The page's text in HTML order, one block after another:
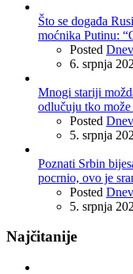
Što se događa
moćnika Putinu:
Posted
6. srpnja
Mnogi stariji
odlučuju tko
Posted
5. srpnja
Poznati Srbin
pocrnio, ovo je
Posted
5. srpnja
Najčitanije